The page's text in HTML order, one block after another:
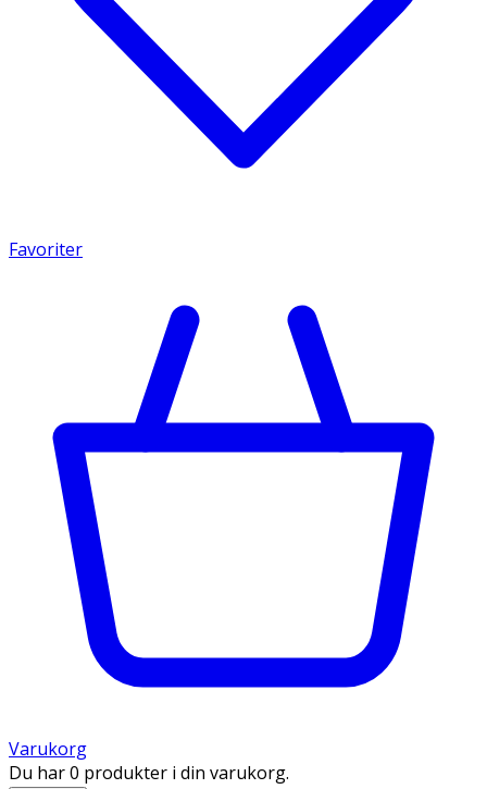
Favoriter
Varukorg
Du har 0 produkter i din varukorg.